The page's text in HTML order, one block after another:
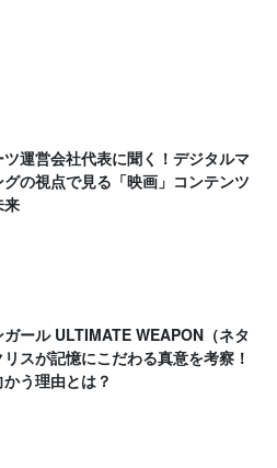
ツ運営会社代表に聞く！デジタルマ
の視点で見る「映画」コンテンツ
来
ガール ULTIMATE WEAPON（ネタ
スが記憶にこだわる真意を考察！
う理由とは？